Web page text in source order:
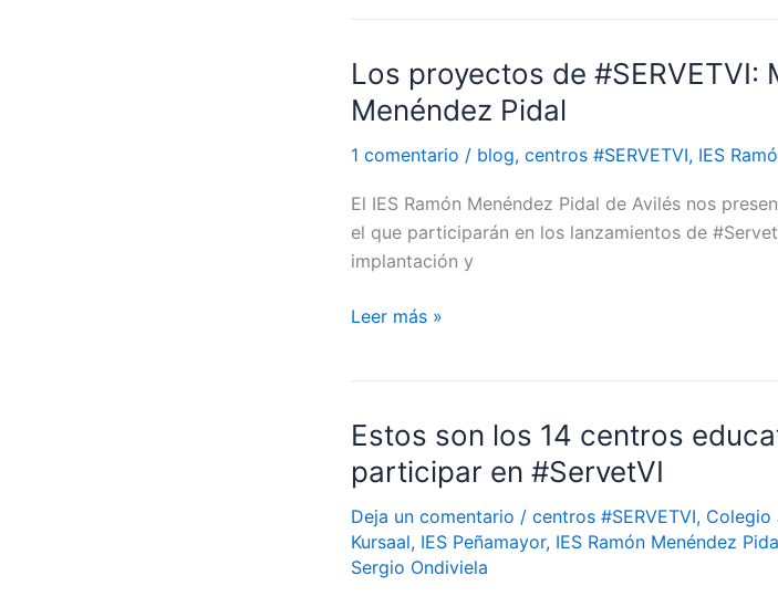
proyecto
contará
con
solares
Los proyectos de #SERVETVI:
Menéndez Pidal
1 comentario / blog, centros #SERVETVI, IES
El IES Ramón Menéndez Pidal de Avilés nos
el que participarán en los lanzamientos de
implantación y
Los
proyectos
de
#SERVETVI:
I,
IES
Ramón
Pidal
Leer más »
Estos son los 14 centros
participar en #ServetVI
Deja un comentario / centros #SERVETVI, Colegio
Kursaal, IES Peñamayor, IES Ramón Menéndez
Sergio Ondiviela
Estos
los
14
centros
educativos